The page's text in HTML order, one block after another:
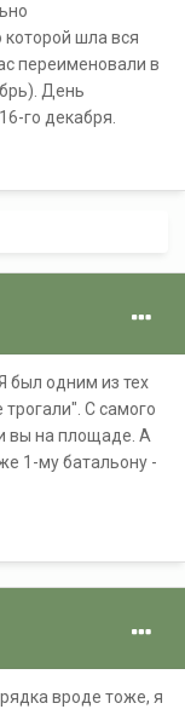
шла вся
переименовали в
День
го декабря.
был одним из тех
С самого
вы на площаде. А
1-му батальону -
вроде тоже, я